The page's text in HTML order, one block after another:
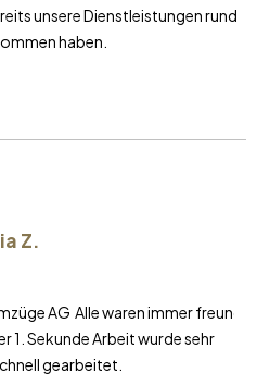
unsere Dienstleistungen rund
haben.
Alle waren immer freundlich
Arbeit wurde sehr